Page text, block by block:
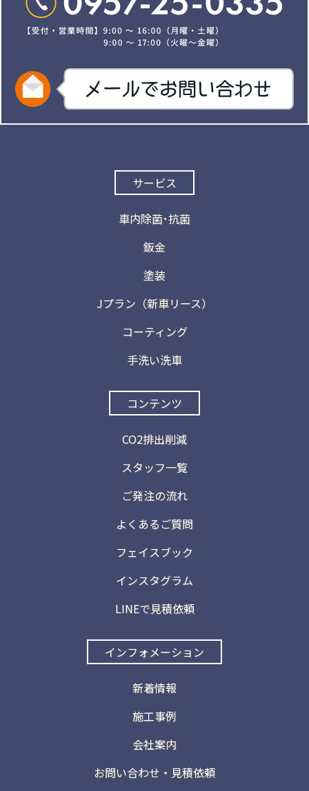
サービス
車内除菌･抗菌
鈑金
塗装
Jプラン（新車リース）
コーティング
手洗い洗車
コンテンツ
CO2排出削減
スタッフ一覧
ご発注の流れ
よくあるご質問
フェイスブック
インスタグラム
LINEで見積依頼
インフォメーション
新着情報
施工事例
会社案内
お問い合わせ・見積依頼